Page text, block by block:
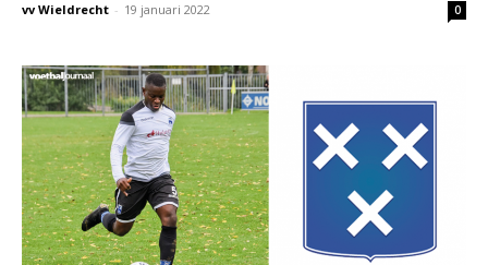
vv Wieldrecht - 19 januari 2022 0